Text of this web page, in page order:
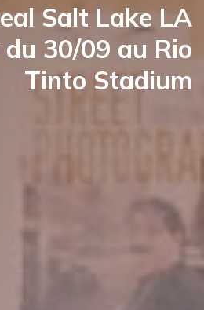
Salt Lake LA
30/09 au Rio
Tinto Stadium